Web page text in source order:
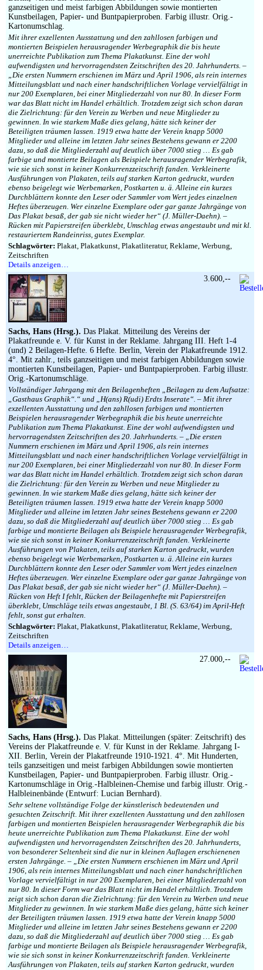
ganzseitigen und meist farbigen Abbildungen sowie montierten
Kunstbeilagen, Papier- und Buntpapierproben. Farbig illustr. Orig.-
Kartonumschlag.
Mit ihrer exzellenten Ausstattung und den zahllosen farbigen und
montierten Beispielen herausragender Werbegraphik die bis heute
unerreichte Publikation zum Thema Plakatkunst. Eine der wohl
aufwendigsten und hervorragendsten Zeitschriften des 20. Jahrhunderts. –
„Die ersten Nummern erschienen im März und April 1906, als rein internes
Mitteilungsblatt und nach einer handschriftlichen Vorlage vervielfältigt in
nur 200 Exemplaren, bei einer Mitgliederzahl von nur 80. In dieser Form
war das Blatt nicht im Handel erhältlich. Trotzdem zeigt sich schon daran
die Zielrichtung: für den Verein zu Werben und neue Mitglieder zu
gewinnen. In wie starkem Maße dies gelang, hätte sich keiner der
Beteiligten träumen lassen. 1919 etwa hatte der Verein knapp 5000
Mitglieder und alleine im letzten Jahr seines Bestehens gewann er 2200
dazu, so daß die Mitgliederzahl auf deutlich über 7000 stieg … Es gab
farbige und montierte Beilagen als Beispiele herausragender Werbegrafik,
wie sie sich sonst in keiner Konkurrenzzeitschrift fanden. Verkleinerte
Ausführungen von Plakaten, teils auf starken Karton gedruckt, wurden
ebenso beigelegt wie Werbemarken, Postkarten u. ä. Alleine ein kurzes
Durchblättern konnte den Leser oder Sammler vom Wert jedes einzelnen
Heftes überzeugen. Wer einzelne Exemplare oder gar ganze Jahrgänge von
Das Plakat besaß, der gab sie nicht wieder her“ (J. Müller-Daehn). –
Rücken mit Papierstreifen überklebt, Umschlag etwas angestaubt und mit kl.
restauriertem Randeinriss, gutes Exemplar.
Schlagwörter: Plakat, Plakatkunst, Plakatliteratur, Reklame, Werbung,
Zeitschriften
Details anzeigen…
Sachs, Hans (Hrsg.). Das Plakat. Mitteilung des Vereins der
Plakatfreunde e. V. für Kunst in der Reklame. Jahrgang III. Heft 1-4
(und) 2 Beilagen-Hefte. 6 Hefte. Berlin, Verein der Plakatfreunde 1912.
4°. Mit zahlr., teils ganzseitigen und meist farbigen Abbildungen sowie
montierten Kunstbeilagen, Papier- und Buntpapierproben. Farbig illustr.
Orig.-Kartonumschläge.
Vollständiger Jahrgang mit den Beilagenheften „Beilagen zu dem Aufsatze:
„Gasthaus Graphik“.“ und „H(ans) R(udi) Erdts Inserate“. – Mit ihrer
exzellenten Ausstattung und den zahllosen farbigen und montierten
Beispielen herausragender Werbegraphik die bis heute unerreichte
Publikation zum Thema Plakatkunst. Eine der wohl aufwendigsten und
hervorragendsten Zeitschriften des 20. Jahrhunderts. – „Die ersten
Nummern erschienen im März und April 1906, als rein internes
Mitteilungsblatt und nach einer handschriftlichen Vorlage vervielfältigt in
nur 200 Exemplaren, bei einer Mitgliederzahl von nur 80. In dieser Form
war das Blatt nicht im Handel erhältlich. Trotzdem zeigt sich schon daran
die Zielrichtung: für den Verein zu Werben und neue Mitglieder zu
gewinnen. In wie starkem Maße dies gelang, hätte sich keiner der
Beteiligten träumen lassen. 1919 etwa hatte der Verein knapp 5000
Mitglieder und alleine im letzten Jahr seines Bestehens gewann er 2200
dazu, so daß die Mitgliederzahl auf deutlich über 7000 stieg … Es gab
farbige und montierte Beilagen als Beispiele herausragender Werbegrafik,
wie sie sich sonst in keiner Konkurrenzzeitschrift fanden. Verkleinerte
Ausführungen von Plakaten, teils auf starken Karton gedruckt, wurden
ebenso beigelegt wie Werbemarken, Postkarten u. ä. Alleine ein kurzes
Durchblättern konnte den Leser oder Sammler vom Wert jedes einzelnen
Heftes überzeugen. Wer einzelne Exemplare oder gar ganze Jahrgänge von
Das Plakat besaß, der gab sie nicht wieder her“ (J. Müller-Daehn). –
Rücken von Heft I fehlt, Rücken der Beilagenhefte mit Papierstreifen
überklebt, Umschläge teils etwas angestaubt, 1 Bl. (S. 63/64) im April-Heft
fehlt, sonst gut erhalten.
Schlagwörter: Plakat, Plakatkunst, Plakatliteratur, Reklame, Werbung,
Zeitschriften
Details anzeigen…
3.600,--
Sachs, Hans (Hrsg.). Das Plakat. Mitteilungen (später: Zeitschrift) des
Vereins der Plakatfreunde e. V. für Kunst in der Reklame. Jahrgang I-
XII. Berlin, Verein der Plakatfreunde 1910-1921. 4°. Mit Hunderten,
teils ganzseitigen und meist farbigen Abbildungen sowie montierten
Kunstbeilagen, Papier- und Buntpapierproben. Farbig illustr. Orig.-
Kartonumschläge in Orig.-Halbleinen-Chemise und farbig illustr. Orig.-
Halbleinenbände (Entwurf: Lucian Bernhard).
Sehr seltene vollständige Folge der künstlerisch bedeutenden und
gesuchten Zeitschrift. Mit ihrer exzellenten Ausstattung und den zahllosen
farbigen und montierten Beispielen herausragender Werbegraphik die bis
heute unerreichte Publikation zum Thema Plakatkunst. Eine der wohl
aufwendigsten und hervorragendsten Zeitschriften des 20. Jahrhunderts,
von besonderer Seltenheit sind die nur in kleinen Auflagen erschienenen
ersten Jahrgänge. – „Die ersten Nummern erschienen im März und April
1906, als rein internes Mitteilungsblatt und nach einer handschriftlichen
Vorlage vervielfältigt in nur 200 Exemplaren, bei einer Mitgliederzahl von
nur 80. In dieser Form war das Blatt nicht im Handel erhältlich. Trotzdem
zeigt sich schon daran die Zielrichtung: für den Verein zu Werben und neue
Mitglieder zu gewinnen. In wie starkem Maße dies gelang, hätte sich keiner
der Beteiligten träumen lassen. 1919 etwa hatte der Verein knapp 5000
Mitglieder und alleine im letzten Jahr seines Bestehens gewann er 2200
dazu, so daß die Mitgliederzahl auf deutlich über 7000 stieg … Es gab
farbige und montierte Beilagen als Beispiele herausragender Werbegrafik,
wie sie sich sonst in keiner Konkurrenzzeitschrift fanden. Verkleinerte
Ausführungen von Plakaten, teils auf starken Karton gedruckt, wurden
27.000,--